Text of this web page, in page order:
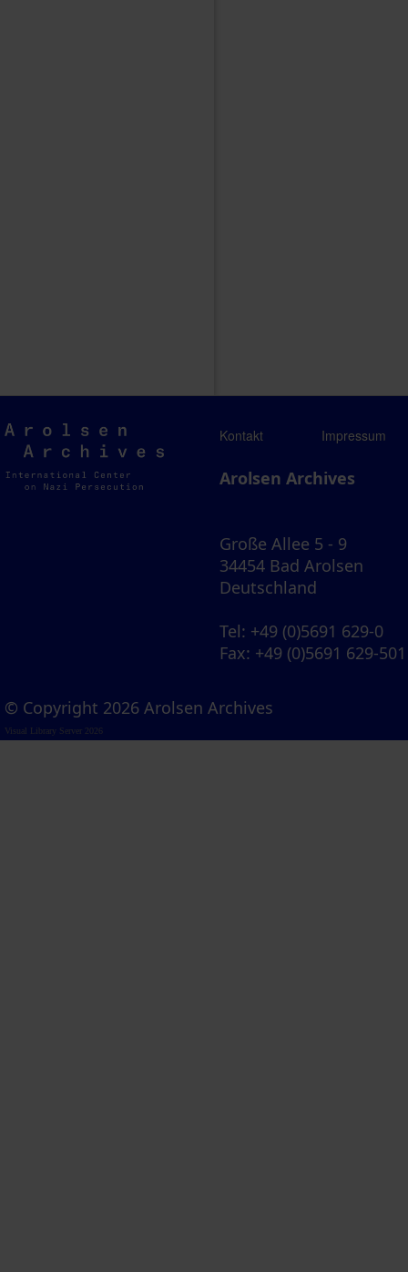
Arolsen
Archives
Kontakt Impressum
Arolsen Archives
Große Allee 5 - 9
34454 Bad Arolsen
Deutschland
Tel: +49 (0)5691 629-0
Fax: +49 (0)5691 629-501
© Copyright 2026 Arolsen Archives
Visual Library Server 2026